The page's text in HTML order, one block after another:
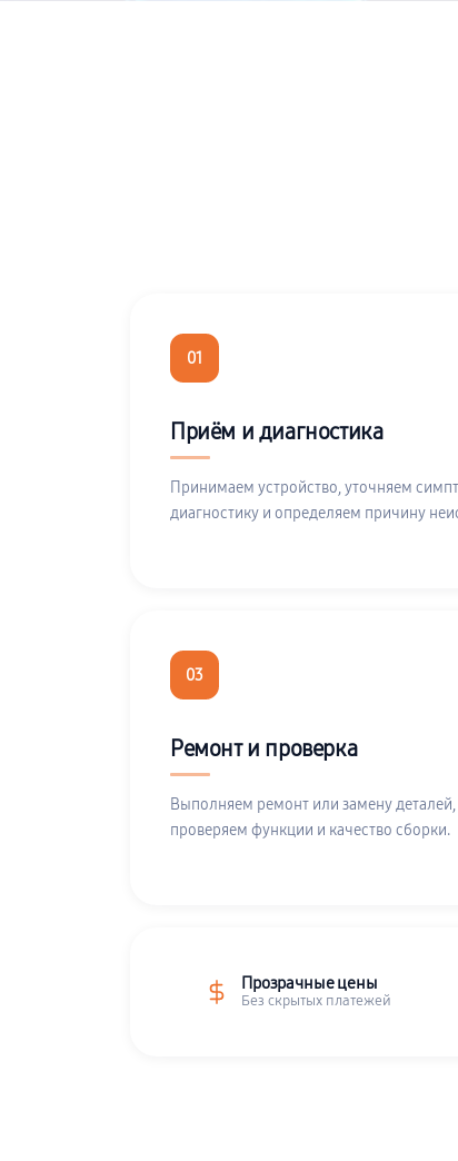
01
Приём и диагностика
Принимаем устройство, уточняем
диагностику и определяем причину
03
Ремонт и проверка
Выполняем ремонт или замену деталей,
проверяем функции и качество сборки.
Прозрачные цены
Без скрытых платежей